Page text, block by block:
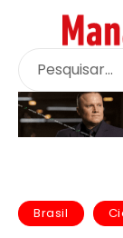
Brasil